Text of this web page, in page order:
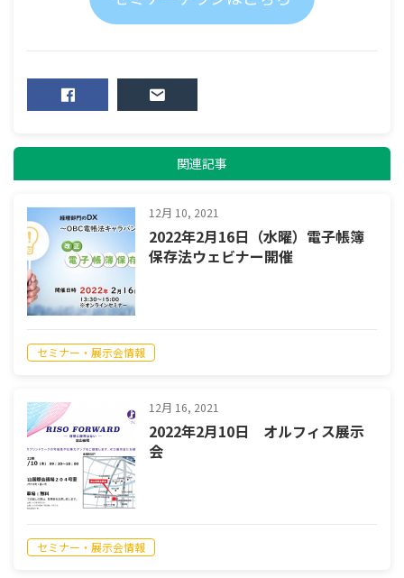
関連記事
12月 10, 2021
2022年2月16日（水曜）電子帳簿
保存法ウェビナー開催
セミナー・展示会情報
12月 16, 2021
2022年2月10日 オルフィス展示
会
セミナー・展示会情報